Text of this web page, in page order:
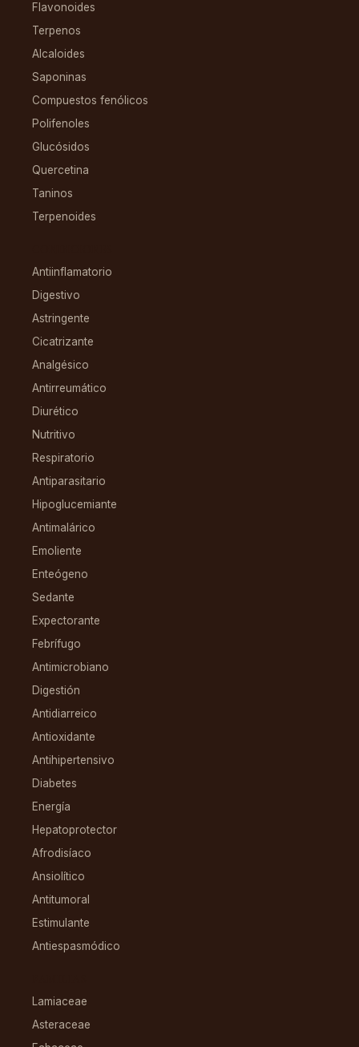
Flavonoides
Terpenos
Alcaloides
Saponinas
Compuestos fenólicos
Polifenoles
Glucósidos
Quercetina
Taninos
Terpenoides
Antiinflamatorio
Digestivo
Astringente
Cicatrizante
Analgésico
Antirreumático
Diurético
Nutritivo
Respiratorio
Antiparasitario
Hipoglucemiante
Antimalárico
Emoliente
Enteógeno
Sedante
Expectorante
Febrífugo
Antimicrobiano
Digestión
Antidiarreico
Antioxidante
Antihipertensivo
Diabetes
Energía
Hepatoprotector
Afrodisíaco
Ansiolítico
Antitumoral
Estimulante
Antiespasmódico
Lamiaceae
Asteraceae